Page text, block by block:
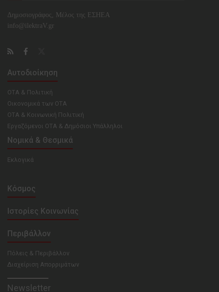
Δημοσιογράφος, Μέλος της ΕΣHΕΑ
info@ilektraV.gr
Αυτοδιοίκηση
ΟΤΑ & Πολιτική
Οικονομικά των ΟΤΑ
ΟΤΑ & Κοινωνική Πολιτική
Εργαζόμενοι ΟΤΑ & Δημόσιοι Υπάλληλοι
Νομικά & Θεσμικά
Εκλογικά
Κόσμος
Ιστορίες Κοινωνίας
Περιβάλλον
Πόλεις & Περιβάλλον
Διαχείριση Απορριμάτων
Newsletter